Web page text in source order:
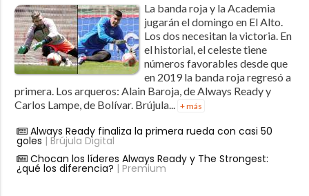
La banda roja y la Academia
jugarán el domingo en El Alto.
Los dos necesitan la victoria. En
el historial, el celeste tiene
números favorables desde que
en 2019 la banda roja regresó a
primera. Los arqueros: Alain Baroja, de Always Ready y
Carlos Lampe, de Bolívar. Brújula... + más
Always Ready finaliza la primera rueda con casi 50
goles | Brújula Digital
Chocan los líderes Always Ready y The Strongest:
¿qué los diferencia? | Premium